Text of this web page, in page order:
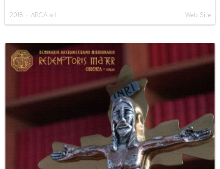
2018 - ARCA srl Web Site